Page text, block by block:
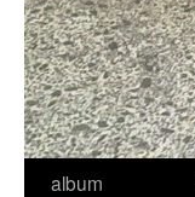
album